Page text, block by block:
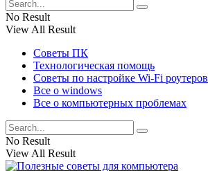
No Result
View All Result
Советы ПК
Технологическая помощь
Советы по настройке Wi-Fi роутеров
Все о windows
Все о компьютерных проблемах
No Result
View All Result